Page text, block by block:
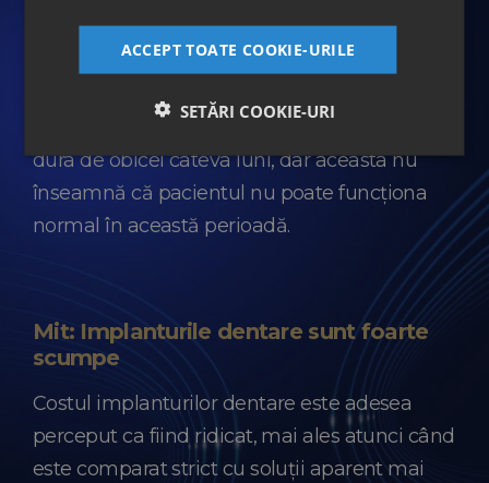
zile până la câteva săptămâni, nu luni.
dura de obicei câteva luni, dar aceasta nu
înseamnă că pacientul nu poate funcționa
normal în această perioadă.
Mit: Implanturile dentare sunt foarte
scumpe
Costul implanturilor dentare este adesea
perceput ca fiind ridicat, mai ales atunci când
este comparat strict cu soluții aparent mai
ACCEPT TOATE COOKIE-URILE
SETĂRI COOKIE-URI